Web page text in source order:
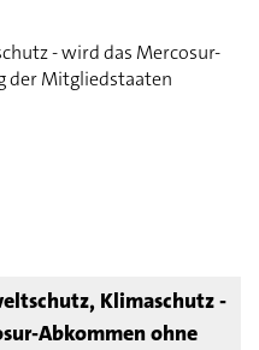
- wird das Mercosur-
der Mitgliedstaaten
Klimaschutz -
Abkommen ohne